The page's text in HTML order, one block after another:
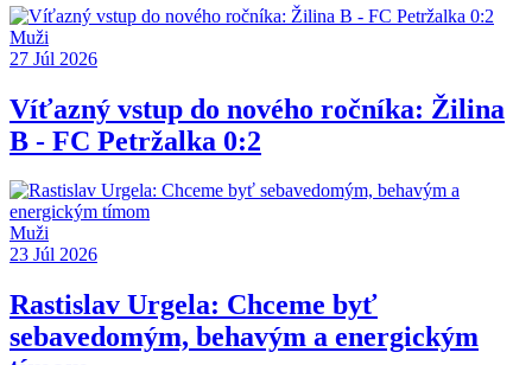
Muži
27 Júl 2026
Víťazný vstup do nového ročníka: Žilina
B - FC Petržalka 0:2
Muži
23 Júl 2026
Rastislav Urgela: Chceme byť
sebavedomým, behavým a energickým